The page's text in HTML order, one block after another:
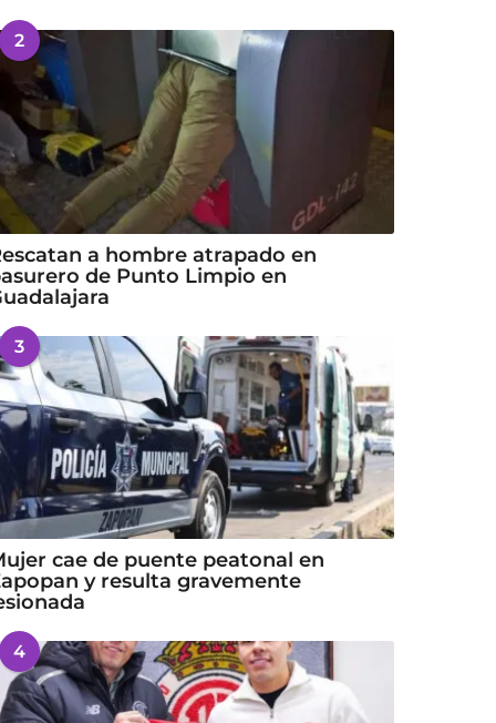
2
a hombre atrapado en
de Punto Limpio en
3
cae de puente peatonal en
y resulta gravemente
4